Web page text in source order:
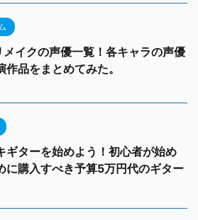
メイクの声優一覧！各キャラの声優
作品をまとめてみた。
ギターを始めよう！初心者が始め
に購入すべき予算5万円代のギター